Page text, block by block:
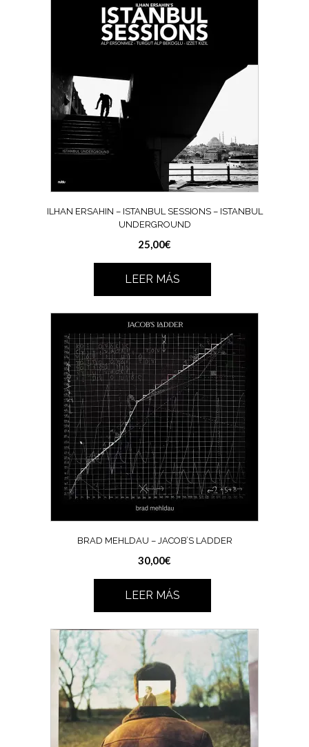
ILHAN ERSAHIN – ISTANBUL SESSIONS – ISTANBUL
UNDERGROUND
25,00€
LEER MÁS
BRAD MEHLDAU – JACOB’S LADDER
30,00€
LEER MÁS